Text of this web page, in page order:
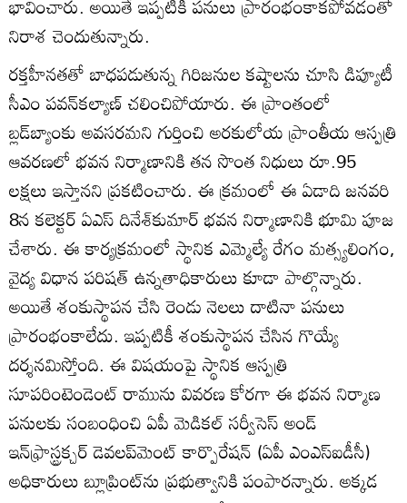
నిరాశ చెందుతున్నారు.
రక్తహీనతతో బాధపడుతున్న గిరిజనుల కష్టాలను చూసి డిప్యూటీ
సీఎం పవన్‌కల్యాణ్‌ చలించిపోయారు. ఈ ప్రాంతంలో
బ్లడ్‌బ్యాంకు అవసరమని గుర్తించి అరకులోయ ప్రాంతీయ ఆస్పత్రి
ఆవరణలో భవన నిర్మాణానికి తన సొంత నిధులు రూ.95
లక్షలు ఇస్తానని ప్రకటించారు. ఈ క్రమంలో ఈ ఏడాది జనవరి
8న కలెక్టర్‌ ఏఎస్‌ దినేశ్‌కుమార్‌ భవన నిర్మాణానికి భూమి పూజ
చేశారు. ఈ కార్యక్రమంలో స్థానిక ఎమ్మెల్యే రేగం మత్స్యలింగం,
వైద్య విధాన పరిషత్‌ ఉన్నతాధికారులు కూడా పాల్గొన్నారు.
అయితే శంకుస్థాపన చేసి రెండు నెలలు దాటినా పనులు
ప్రారంభంకాలేదు. ఇప్పటికీ శంకుస్థాపన చేసిన గొయ్యే
దర్శనమిస్తోంది. ఈ విషయంపై స్థానిక ఆస్పత్రి
సూపరింటెండెంట్‌ రామును వివరణ కోరగా ఈ భవన నిర్మాణ
పనులకు సంబంధించి ఏపీ మెడికల్‌ సర్వీసెస్‌ అండ్‌
ఇన్‌ఫ్రాస్ట్రక్చర్‌ డెవలప్‌మెంట్‌ కార్పొరేషన్‌ (ఏపీ ఎంఎస్‌ఐడీసీ)
అధికారులు బ్లూప్రింట్‌ను ప్రభుత్వానికి పంపారన్నారు. అక్కడ